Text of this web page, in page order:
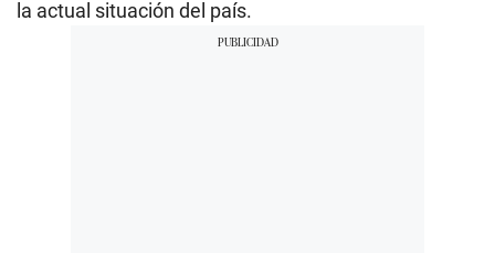
la actual situación del país.